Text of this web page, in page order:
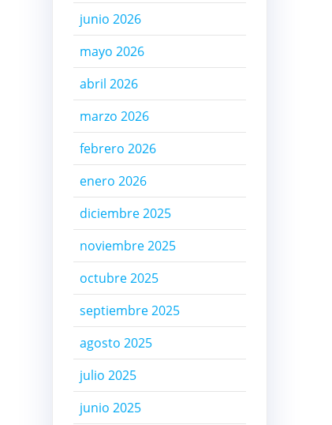
junio 2026
mayo 2026
abril 2026
marzo 2026
febrero 2026
enero 2026
diciembre 2025
noviembre 2025
octubre 2025
septiembre 2025
agosto 2025
julio 2025
junio 2025